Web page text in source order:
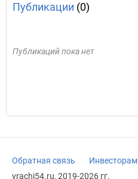
Публикации (0)
Публикаций пока нет
Обратная связь Инвесторам
vrachi54.ru, 2019-2026 гг.